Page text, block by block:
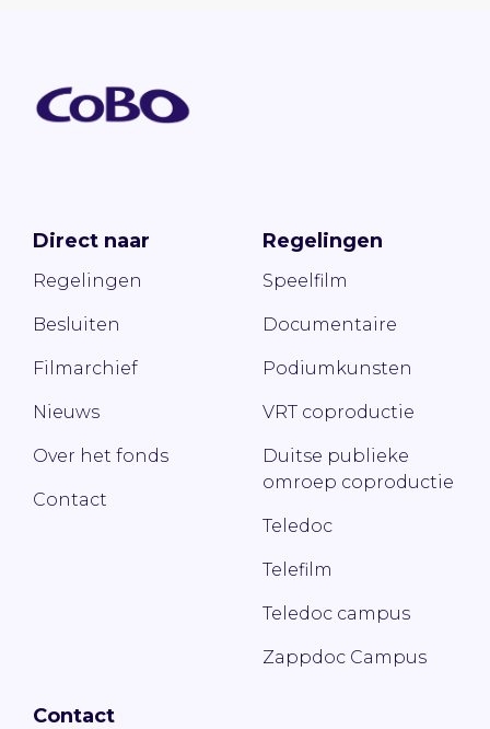
Direct naar
Regelingen
Besluiten
Filmarchief
Nieuws
Over het fonds
Contact
Regelingen
Speelfilm
Documentaire
Podiumkunsten
VRT coproductie
Duitse publieke
omroep coproductie
Teledoc
Telefilm
Teledoc campus
Zappdoc Campus
Contact